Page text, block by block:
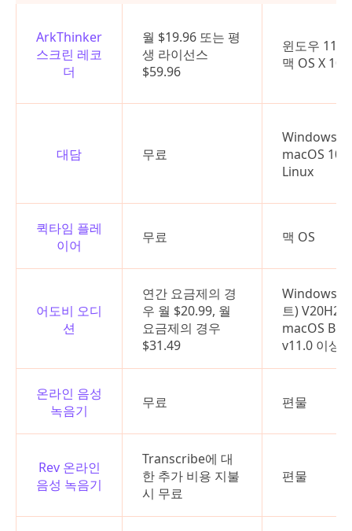
ArkThinker
스크린 레코
더
월 $19.96 또는 평
생 라이선스
$59.96
윈도우 11/
맥 OS X
대담 무료
Windows 7
macOS
Linux
퀵타임 플레
이어
무료 맥 OS
어도비 오디
션
연간 요금제의 경
우 월 $20.99, 월
요금제의 경우
$31.49
Windows
트) V20H2
macOS Big
v11.0 이상
온라인 음성
녹음기
무료 편물
Rev 온라인
음성 녹음기
Transcribe에 대
한 추가 비용 지불
시 무료
편물